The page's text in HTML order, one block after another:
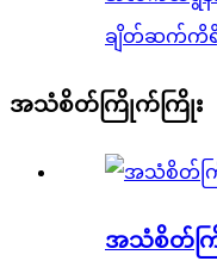
ချိတ်ဆက်ကိ
အသံစိတ်ကြိုက်ကြိုး
အသံစိတ်က